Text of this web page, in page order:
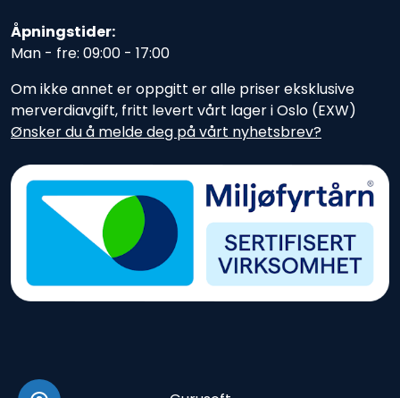
Åpningstider:
Man - fre: 09:00 - 17:00
Om ikke annet er oppgitt er alle priser eksklusive
merverdiavgift, fritt levert vårt lager i Oslo (EXW)
Ønsker du å melde deg på vårt nyhetsbrev?